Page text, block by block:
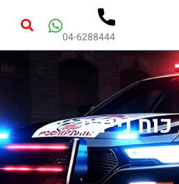
04-6288444
ניידת